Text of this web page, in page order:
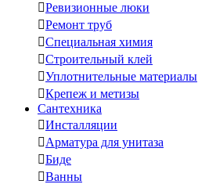
Ревизионные люки
Ремонт труб
Специальная химия
Строительный клей
Уплотнительные материалы
Крепеж и метизы
Сантехника
Инсталляции
Арматура для унитаза
Биде
Ванны